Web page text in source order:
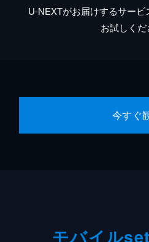
U-NEXTがお届けするサービ
お試しくだ
今すぐ
モバイル